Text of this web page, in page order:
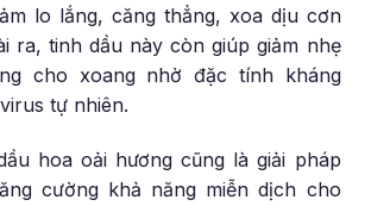
lo lắng, căng thẳng, xoa dịu cơn
ra, tinh dầu này còn giúp giảm nhẹ
cho xoang nhờ đặc tính kháng
tự nhiên.
hoa oải hương cũng là giải pháp
cường khả năng miễn dịch cho